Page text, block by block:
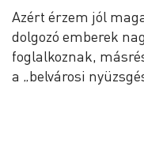
Azért érzem jól
dolgozó emberek
foglalkoznak,
a „belvárosi